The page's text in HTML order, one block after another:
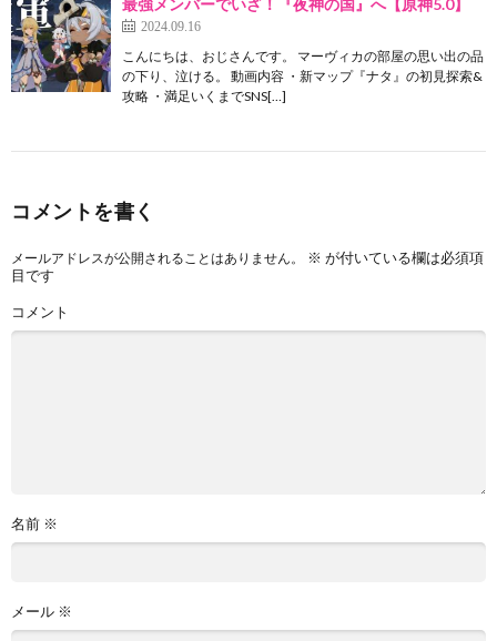
2024.09.16
こんにちは、おじさんです。 マーヴィカの部屋の思い出の品
の下り、泣ける。 動画内容 ・新マップ『ナタ』の初見探索&
攻略 ・満足いくまでSNS[…]
コメントを書く
メールアドレスが公開されることはありません。 ※ が付いている欄は必須項
目です
コメント
名前 ※
メール ※